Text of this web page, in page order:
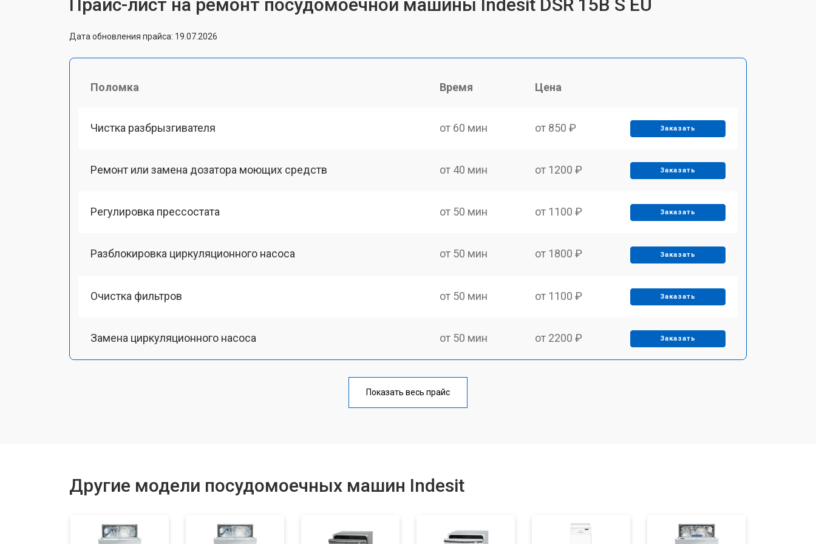
Прайс-лист на ремонт посудомоечной машины Indesit DSR 15B S EU
Дата обновления прайса: 19.07.2026
Поломка Время Цена
Чистка разбрызгивателя от 60 мин от 850 ₽ Заказать
Ремонт или замена дозатора моющих средств от 40 мин от 1200 ₽ Заказать
Регулировка прессостата от 50 мин от 1100 ₽ Заказать
Разблокировка циркуляционного насоса от 50 мин от 1800 ₽ Заказать
Очистка фильтров от 50 мин от 1100 ₽ Заказать
Замена циркуляционного насоса от 50 мин от 2200 ₽ Заказать
от 100 мин
Показать весь прайс
Другие модели посудомоечных машин Indesit